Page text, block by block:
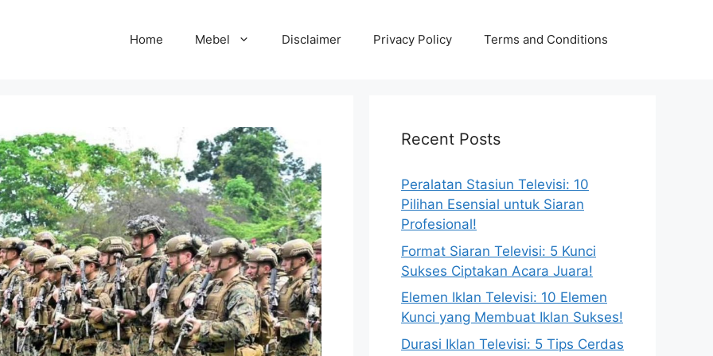
Home Mebel Disclaimer Privacy Policy Terms and Conditions
Recent Posts
Peralatan Stasiun Televisi: 10
Pilihan Esensial untuk Siaran
Profesional!
Format Siaran Televisi: 5 Kunci
Sukses Ciptakan Acara Juara!
Elemen Iklan Televisi: 10 Elemen
Kunci yang Membuat Iklan Sukses!
Durasi Iklan Televisi: 5 Tips Cerdas